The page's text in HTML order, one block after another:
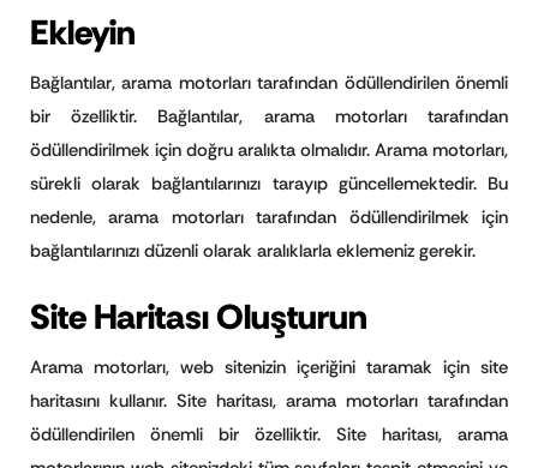
Ekleyin
Bağlantılar, arama motorları tarafından ödüllendirilen önemli
bir özelliktir. Bağlantılar, arama motorları tarafından
ödüllendirilmek için doğru aralıkta olmalıdır. Arama motorları,
sürekli olarak bağlantılarınızı tarayıp güncellemektedir. Bu
nedenle, arama motorları tarafından ödüllendirilmek için
bağlantılarınızı düzenli olarak aralıklarla eklemeniz gerekir.
Site Haritası Oluşturun
Arama motorları, web sitenizin içeriğini taramak için site
haritasını kullanır. Site haritası, arama motorları tarafından
ödüllendirilen önemli bir özelliktir. Site haritası, arama